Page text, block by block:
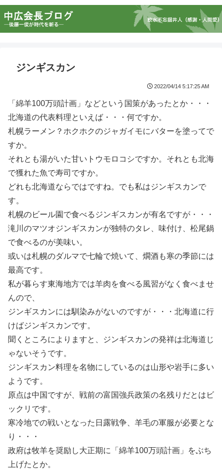
ジンギスカン
2022/04/14 5:17:25 AM
「綿羊100万頭計画」などという国策があったとか・・・
北海道の代表料理といえば・・・何ですか。
札幌ラーメン？ホクホクのジャガイモにバターを塗ってで
すか。
それとも湯がいた甘いトウモロコシですか。それとも北海
で獲れた魚で寿司ですか。
どれも北海道ならではですね。でも私はジンギスカンで
す。
札幌のビール園で食べるジンギスカンが有名ですが・・・
滝川のマツオジンギスカンが独特のタレ、味付け、松尾鍋
で食べるのが美味い。
或いは札幌のダルマで七輪で焼いて、燗酒も寒の季節には
最高です。
私が暮らす東海地方では羊肉を食べる風習がなく食べませ
んので、
ジンギスカンには馴染みがないのですが・・・北海道に行
けばジンギスカンです。
聞くところによりますと、ジンギスカンの発祥は北海道じ
ゃないそうです。
ジンギスカン料理を名物にしているのは山形や岩手に多い
ようです。
原点は中国ですが、戦前の富国強兵政策の名残りだとはビ
ックリです。
寒冷地での戦いとなった日露戦争、羊毛の軍服が必要とな
り・・・
政府は牧羊を奨励し大正期に「綿羊100万頭計画」をぶち
上げたとか。